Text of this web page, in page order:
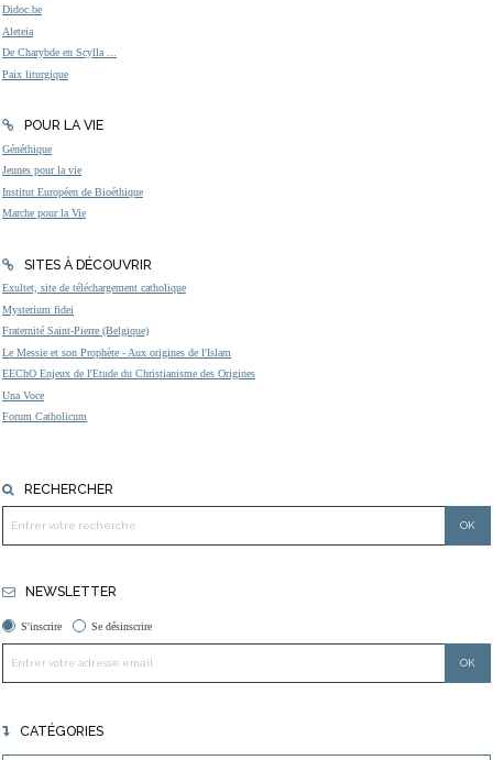
Didoc.be
Aleteia
De Charybde en Scylla ...
Paix liturgique
POUR LA VIE
Généthique
Jeunes pour la vie
Institut Européen de Bioéthique
Marche pour la Vie
SITES À DÉCOUVRIR
Exultet, site de téléchargement catholique
Mysterium fidei
Fraternité Saint-Pierre (Belgique)
Le Messie et son Prophète - Aux origines de l'Islam
EEChO Enjeux de l'Etude du Christianisme des Origines
Una Voce
Forum Catholicum
RECHERCHER
NEWSLETTER
S'inscrire Se désinscrire
CATÉGORIES